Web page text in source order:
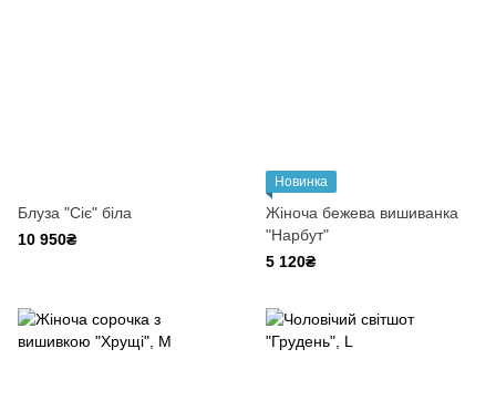
Блуза "Сіє" біла
10 950₴
Новинка
Жіноча бежева вишиванка
"Нарбут"
5 120₴